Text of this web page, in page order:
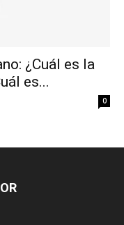
¿Cuál es la
es...
0